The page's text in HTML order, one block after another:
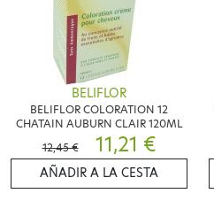
BELIFLOR
BELIFLOR COLORATION 12
CHATAIN AUBURN CLAIR 120ML
12,45 €
11,21 €
AÑADIR A LA CESTA